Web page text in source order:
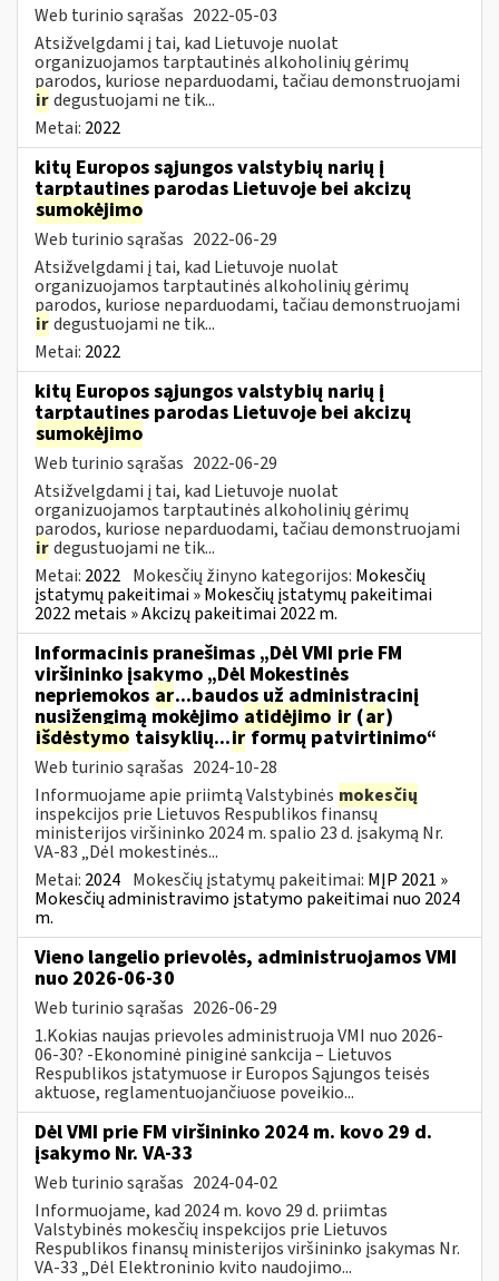
Web turinio sąrašas 2022-05-03
Atsižvelgdami į tai, kad Lietuvoje nuolat
organizuojamos tarptautinės alkoholinių gėrimų
parodos, kuriose neparduodami, tačiau demonstruojami
irdegustuojami ne tik...
Metai: 2022
kitų Europos sąjungos valstybių narių į
tarptautines parodas Lietuvoje bei akcizų
sumokėjimo
Web turinio sąrašas 2022-06-29
Atsižvelgdami į tai, kad Lietuvoje nuolat
organizuojamos tarptautinės alkoholinių gėrimų
parodos, kuriose neparduodami, tačiau demonstruojami
irdegustuojami ne tik...
Metai: 2022
kitų Europos sąjungos valstybių narių į
tarptautines parodas Lietuvoje bei akcizų
sumokėjimo
Web turinio sąrašas 2022-06-29
Atsižvelgdami į tai, kad Lietuvoje nuolat
organizuojamos tarptautinės alkoholinių gėrimų
parodos, kuriose neparduodami, tačiau demonstruojami
irdegustuojami ne tik...
Metai: 2022 Mokesčių žinyno kategorijos: Mokesčių
įstatymų pakeitimai » Mokesčių įstatymų pakeitimai
2022 metais » Akcizų pakeitimai 2022 m.
Informacinis pranešimas „Dėl VMI prie FM
viršininko įsakymo „Dėl Mokestinės
nepriemokos ar...baudos už administracinį
nusižengimą mokėjimo atidėjimo ir (ar)
išdėstymo taisyklių...irformų patvirtinimo“
Web turinio sąrašas 2024-10-28
Informuojame apie priimtą Valstybinės mokesčių
inspekcijos prie Lietuvos Respublikos finansų
ministerijos viršininko 2024 m. spalio 23 d. įsakymą Nr.
VA-83 „Dėl mokestinės...
Metai: 2024 Mokesčių įstatymų pakeitimai: MĮP 2021 »
Mokesčių administravimo įstatymo pakeitimai nuo 2024
m.
Vieno langelio prievolės, administruojamos VMI
nuo 2026-06-30
Web turinio sąrašas 2026-06-29
1.Kokias naujas prievoles administruoja VMI nuo 2026-
06-30? -Ekonominė piniginė sankcija – Lietuvos
Respublikos įstatymuose ir Europos Sąjungos teisės
aktuose, reglamentuojančiuose poveikio...
Dėl VMI prie FM viršininko 2024 m. kovo 29 d.
įsakymo Nr. VA-33
Web turinio sąrašas 2024-04-02
Informuojame, kad 2024 m. kovo 29 d. priimtas
Valstybinės mokesčių inspekcijos prie Lietuvos
Respublikos finansų ministerijos viršininko įsakymas Nr.
VA-33 „Dėl Elektroninio kvito naudojimo...